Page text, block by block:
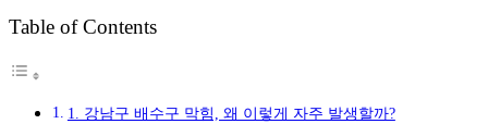
그
Table of Contents
1. 강남구 배수구 막힘, 왜 이렇게 자주 발생할까?